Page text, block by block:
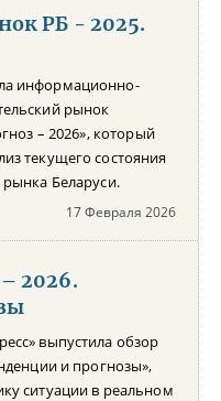
РБ - 2025.
информационно-
рынок
– 2026», который
текущего состояния
рынка Беларуси.
17 Февраля 2026
2026.
выпустила обзор
и прогнозы»,
ситуации в реальном